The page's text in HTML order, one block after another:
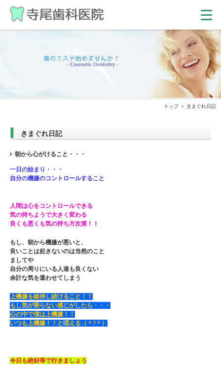
トップ きまぐれ日記
きまぐれ日記
朝から心がけること・・・
一日の始まり・・・
自分の機嫌のコントロールすること
人間は心をコントロールできる
気の持ちようで大きく変わる
良くも悪くも気の持ち方次第！！
もし、朝から機嫌が悪いと、
良いことは起きないのは当然のこと
ましてや
自分の周りにいる人達も良くない
余計な気を遣わせてしまう
上機嫌を維持し続けること！！
もし気が乗らない感じがしたら・・・
心の中で僕は上機嫌！！
いつも上機嫌！！と唱える（＾?＾）
今日も絶好等で行きましょう